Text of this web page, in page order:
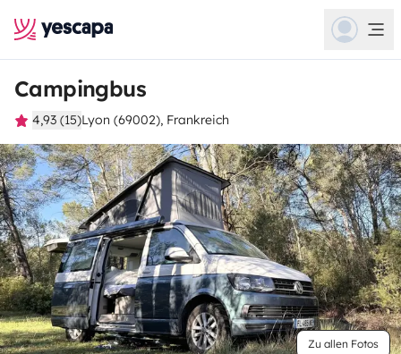
Campingbus
4,93 (15)Lyon (69002), Frankreich
Zu allen Fotos